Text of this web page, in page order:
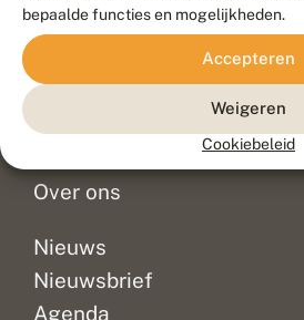
bepaalde functies en mogelijkheden.
Accepteren
Weigeren
Cookiebeleid
Contact
Veelgestelde vragen
Doneer
Over ons
Nieuws
Nieuwsbrief
Agenda
Privacy
Disclaimer
Sitemap